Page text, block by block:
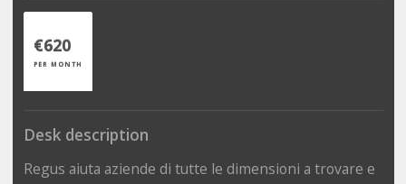
€620
PER MONTH
Desk description
Regus aiuta aziende di tutte le dimensioni a trovare e